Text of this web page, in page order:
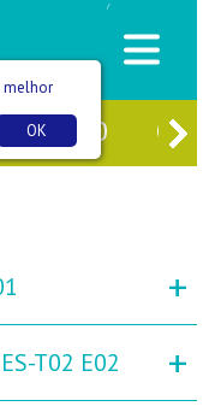
/
TER 30 QUA
+
T02 E02 +
melhor
OK